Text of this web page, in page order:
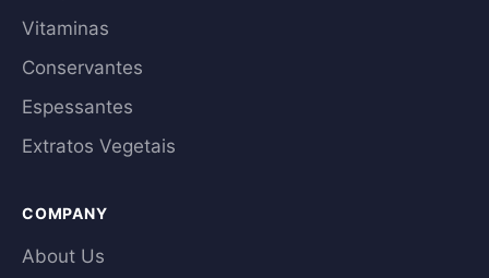
Vitaminas
Conservantes
Espessantes
Extratos Vegetais
COMPANY
About Us